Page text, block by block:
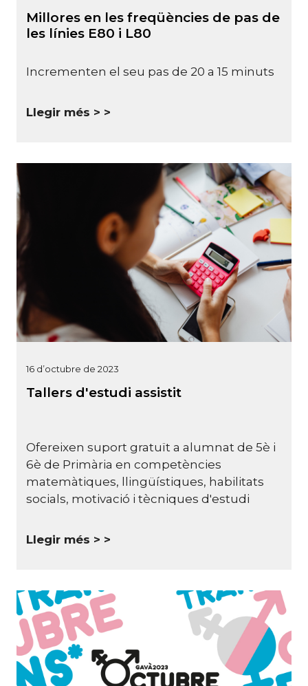
Millores en les freqüències de pas de
les línies E80 i L80
Incrementen el seu pas de 20 a 15 minuts
Llegir més >
16 d’octubre de 2023
Tallers d'estudi assistit
Ofereixen suport gratuït a alumnat de 5è i
6è de Primària en competències
matemàtiques, llingüístiques, habilitats
socials, motivació i tècniques d'estudi
Llegir més >